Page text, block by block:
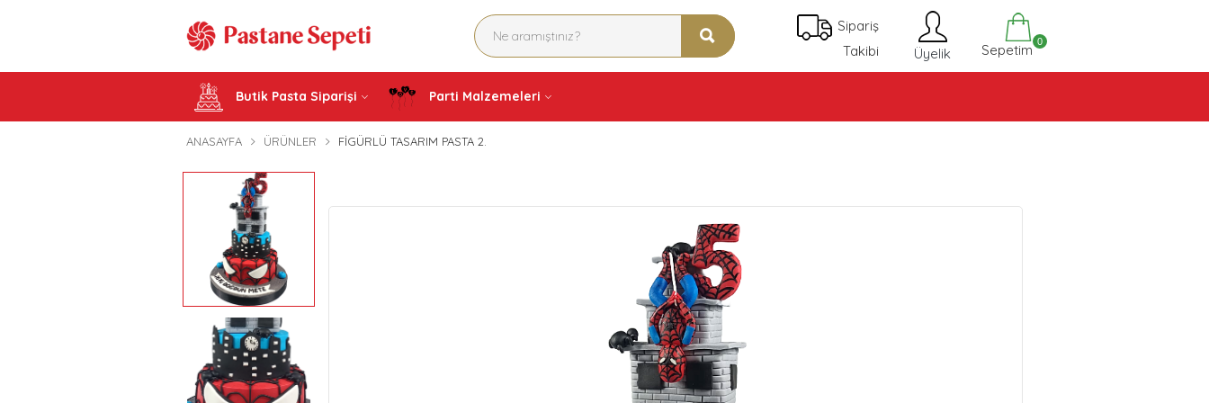
Sipariş
Takibi
Üyelik Sepetim 0
Butik Pasta Siparişi Parti Malzemeleri
ANASAYFA ÜRÜNLER FIGÜRLÜ TASARIM PASTA 2.